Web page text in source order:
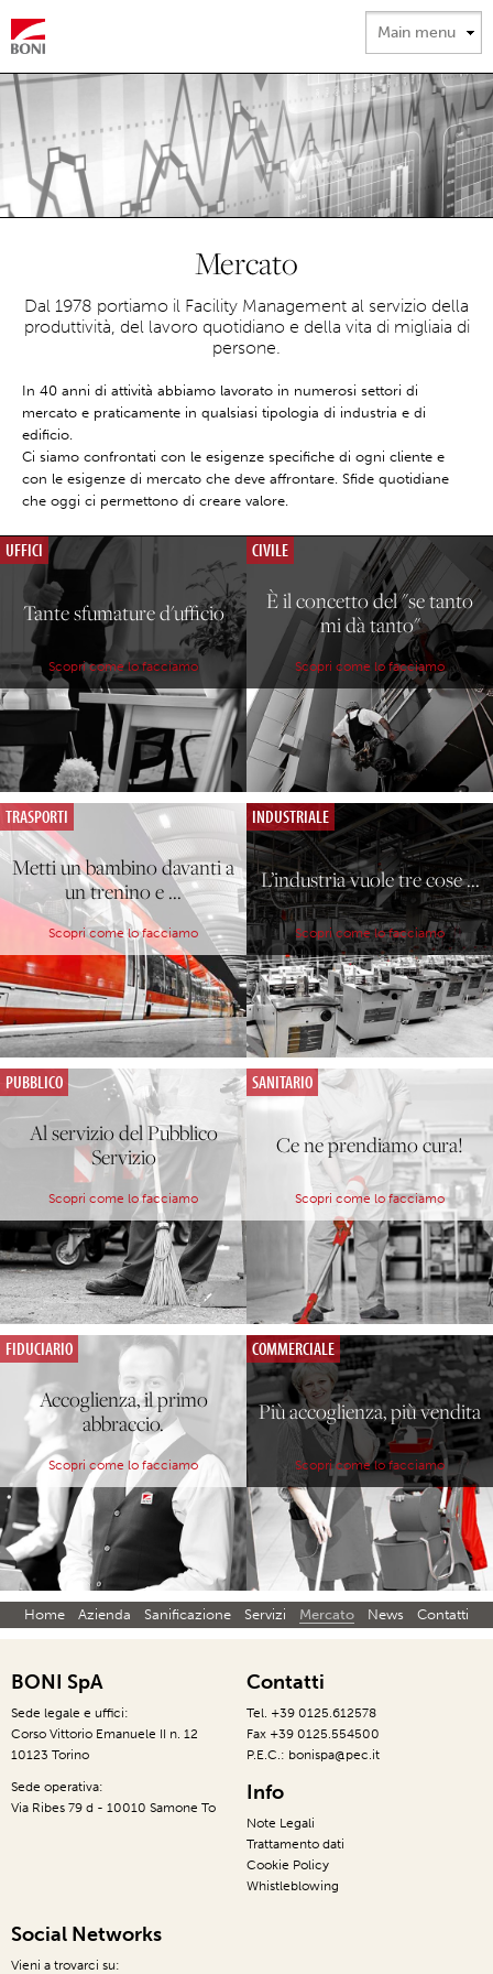
Mercato
Dal 1978 portiamo il Facility Management al servizio della
produttività, del lavoro quotidiano e della vita di migliaia di
persone.
In 40 anni di attività abbiamo lavorato in numerosi settori di
mercato e praticamente in qualsiasi tipologia di industria e di
edificio.
Ci siamo confrontati con le esigenze specifiche di ogni cliente e
con le esigenze di mercato che deve affrontare. Sfide quotidiane
che oggi ci permettono di creare valore.
UFFICI
Tante sfumature d'ufficio
Scopri come lo facciamo
CIVILE
È il concetto del "se tanto
mi dà tanto"
Scopri come lo facciamo
TRASPORTI
Metti un bambino davanti a
un trenino e ...
Scopri come lo facciamo
INDUSTRIALE
L’industria vuole tre cose ...
Scopri come lo facciamo
PUBBLICO
Al servizio del Pubblico
Servizio
Scopri come lo facciamo
SANITARIO
Ce ne prendiamo cura!
Scopri come lo facciamo
FIDUCIARIO
Accoglienza, il primo
abbraccio.
Scopri come lo facciamo
COMMERCIALE
Più accoglienza, più vendita
Scopri come lo facciamo
Home Azienda Sanificazione Servizi Mercato News Contatti
BONI SpA
Sede legale e uffici:
Corso Vittorio Emanuele II n. 12
10123 Torino
Sede operativa:
Via Ribes 79 d - 10010 Samone To
Contatti
Tel. +39 0125.612578
Fax +39 0125.554500
P.E.C.: bonispa@pec.it
Info
Note Legali
Trattamento dati
Cookie Policy
Whistleblowing
Social Networks
Vieni a trovarci su: